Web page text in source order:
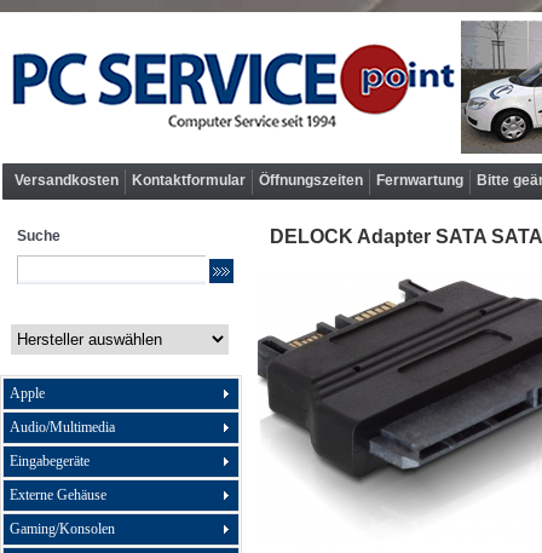
Versandkosten Kontaktformular Öffnungszeiten Fernwartung Bitte
Suche
Apple
Audio/Multimedia
Eingabegeräte
Externe Gehäuse
Gaming/Konsolen
DELOCK Adapter SATA